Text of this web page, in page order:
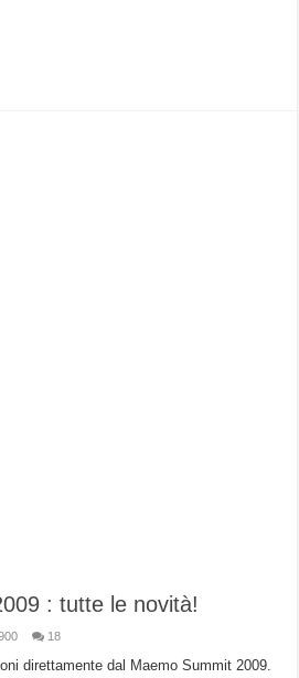
: tutte le novità!
18
direttamente dal Maemo Summit 2009.